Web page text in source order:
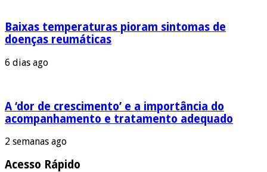
Baixas temperaturas pioram sintomas de
doenças reumáticas
6 dias ago
A ‘dor de crescimento’ e a importância do
acompanhamento e tratamento adequado
2 semanas ago
Acesso Rápido